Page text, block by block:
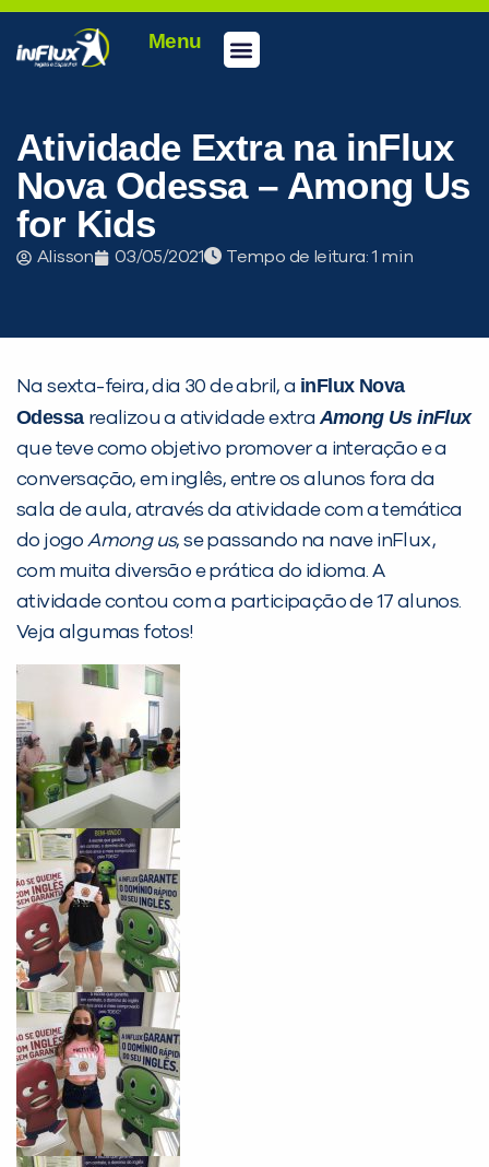
Menu
Atividade Extra na inFlux
Nova Odessa – Among Us
for Kids
Alisson 03/05/2021 Tempo de leitura:
Na sexta-feira, dia 30 de abril, a inFlux Nova
Odessa realizou a atividade extraAmong Us inFlux
que teve como objetivo promover a interação e a
conversação, em inglês, entre os alunos fora da
sala de aula, através da atividade com a temática
do jogoAmong us, se passando na nave inFlux,
com muita diversão e prática do idioma. A
atividade contou com a participação de 17 alunos.
Veja algumas fotos!
PEÇA UMA DEMONSTRAÇÃO DE MÉTODO
Desculpe!
Não encontramos nenhuma unidade
Preencha com seus dados abaixo e
já vamos te colocar em contato